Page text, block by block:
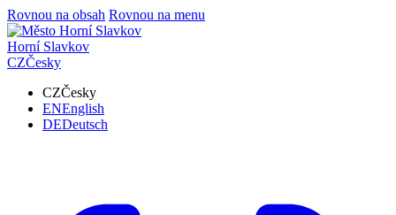
Rovnou na obsah Rovnou na menu
Horní Slavkov
CZČesky
CZČesky
ENEnglish
DEDeutsch